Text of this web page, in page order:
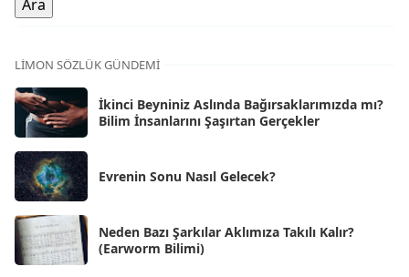
Ara 2025
Kas 2025
Eki 2025
Eyl 2025 [56]
Ağu 2025
Tem 2025
Haz 2025
May 2025 [54]
LIMON SÖZLÜK GÜNDEMI
İkinci Beyniniz Aslında Bağırsaklarımızda mı?
Bilim İnsanlarını Şaşırtan Gerçekler
Evrenin Sonu Nasıl Gelecek?
Neden Bazı Şarkılar Aklımıza Takılı Kalır?
(Earworm Bilimi)